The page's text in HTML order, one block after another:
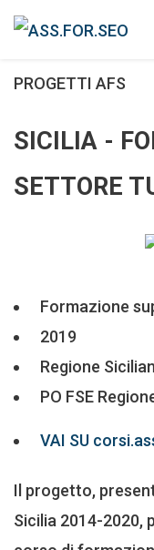
PROGETTI AFS
SICILIA -
SETTORE
Formazione
2019
Regione
PO FSE
VAI SU
Il progetto,
Sicilia 2014-2020,